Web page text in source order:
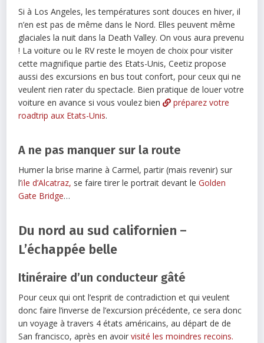
Si à Los Angeles, les températures sont douces en hiver, il
n’en est pas de même dans le Nord. Elles peuvent même
glaciales la nuit dans la Death Valley. On vous aura prevenu
! La voiture ou le RV reste le moyen de choix pour visiter
cette magnifique partie des Etats-Unis, Ceetiz propose
aussi des excursions en bus tout confort, pour ceux qui ne
veulent rien rater du spectacle. Bien pratique de louer votre
voiture en avance si vous voulez bien
préparez votre
roadtrip aux Etats-Unis.
A ne pas manquer sur la route
Humer la brise marine à Carmel, partir (mais revenir) sur
l’ïle d’Alcatraz, se faire tirer le portrait devant leGolden
Gate Bridge…
Du nord au sud californien –
L’échappée belle
Itinéraire d’un conducteur gâté
Pour ceux qui ont l’esprit de contradiction et qui veulent
donc faire l’inverse de l’excursion précédente, ce sera donc
un voyage à travers 4 états américains, au départ de de
San francisco, après en avoirvisité les moindres recoins.